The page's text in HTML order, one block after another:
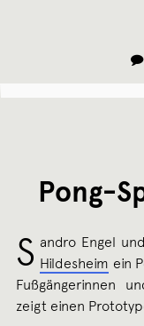
Pong-
S andro Engel
Hildesheim ein
Fußgängerinnen
zeigt einen